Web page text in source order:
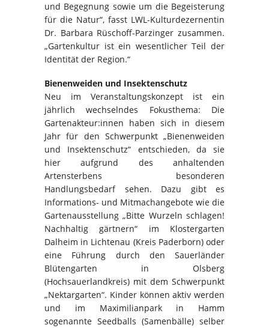
und Begegnung sowie um die Begeisterung
für die Natur“, fasst LWL-Kulturdezernentin
Dr. Barbara Rüschoff-Parzinger zusammen.
„Gartenkultur ist ein wesentlicher Teil der
Identität der Region.“
Bienenweiden und Insektenschutz
Neu im Veranstaltungskonzept ist ein
jährlich wechselndes Fokusthema: Die
Gartenakteur:innen haben sich in diesem
Jahr für den Schwerpunkt „Bienenweiden
und Insektenschutz“ entschieden, da sie
hier aufgrund des anhaltenden
Artensterbens besonderen
Handlungsbedarf sehen. Dazu gibt es
Informations- und Mitmachangebote wie die
Gartenausstellung „Bitte Wurzeln schlagen!
Nachhaltig gärtnern“ im Klostergarten
Dalheim in Lichtenau (Kreis Paderborn) oder
eine Führung durch den Sauerländer
Blütengarten in Olsberg
(Hochsauerlandkreis) mit dem Schwerpunkt
„Nektargarten“. Kinder können aktiv werden
und im Maximilianpark in Hamm
sogenannte Seedballs (Samenbälle) selber